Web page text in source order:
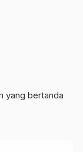
yang bertanda